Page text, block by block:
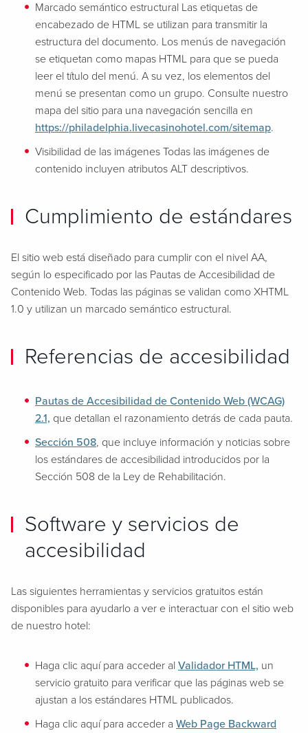
Marcado semántico estructural Las etiquetas de
encabezado de HTML se utilizan para transmitir la
estructura del documento. Los menús de navegación
se etiquetan como mapas HTML para que se pueda
leer el título del menú. A su vez, los elementos del
menú se presentan como un grupo. Consulte nuestro
mapa del sitio para una navegación sencilla en
https://philadelphia.livecasinohotel.com/sitemap.
Visibilidad de las imágenes Todas las imágenes de
contenido incluyen atributos ALT descriptivos.
Cumplimiento de estándares
El sitio web está diseñado para cumplir con el nivel AA,
según lo especificado por las Pautas de Accesibilidad de
Contenido Web. Todas las páginas se validan como XHTML
1.0 y utilizan un marcado semántico estructural.
Referencias de accesibilidad
Pautas de Accesibilidad de Contenido Web (WCAG)
2.1, que detallan el razonamiento detrás de cada pauta.
Sección 508, que incluye información y noticias sobre
los estándares de accesibilidad introducidos por la
Sección 508 de la Ley de Rehabilitación.
Software y servicios de
accesibilidad
Las siguientes herramientas y servicios gratuitos están
disponibles para ayudarlo a ver e interactuar con el sitio web
de nuestro hotel:
Haga clic aquí para acceder al Validador HTML, un
servicio gratuito para verificar que las páginas web se
ajustan a los estándares HTML publicados.
Haga clic aquí para acceder a Web Page Backward